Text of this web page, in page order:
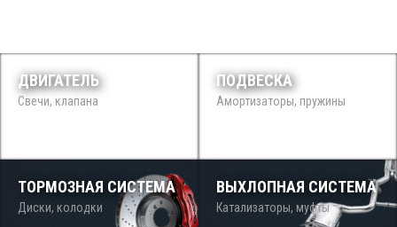
ДВИГАТЕЛЬ
Свечи, клапана
ПОДВЕСКА
Амортизаторы, пружины
ТОРМОЗНАЯ СИСТЕМА
Диски, колодки
ВЫХЛОПНАЯ СИСТЕМА
Катализаторы, муфты